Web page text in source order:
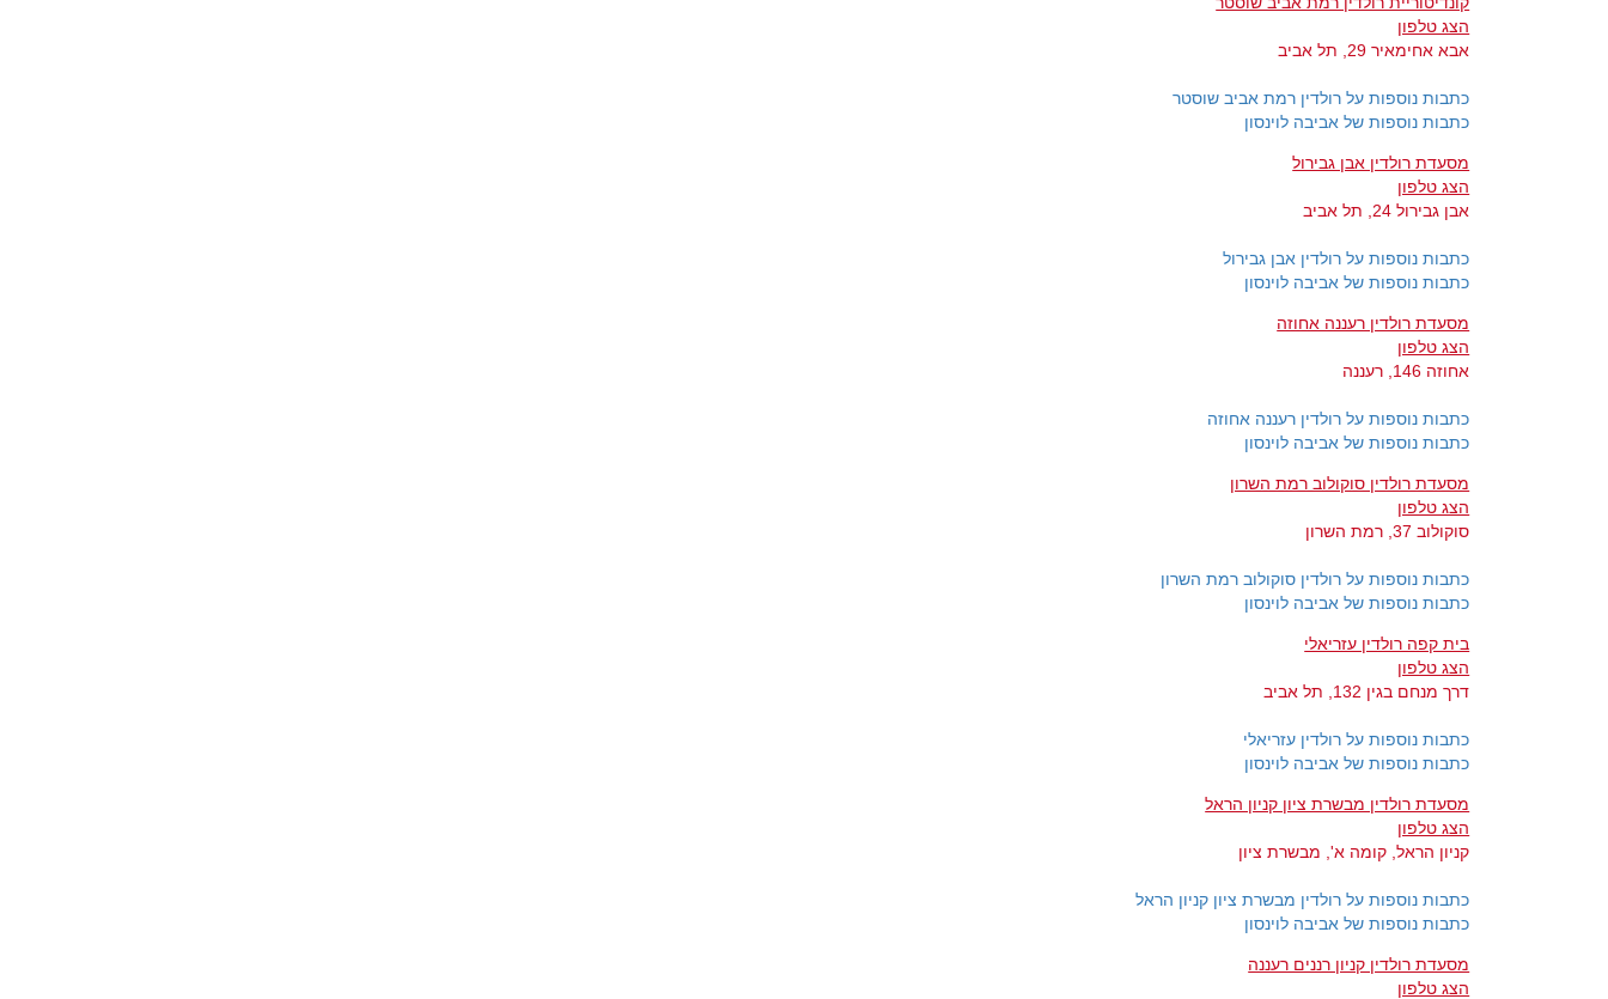
הצג טלפון
אבא אחימאיר 29, תל אביב
כתבות נוספות על רולדין רמת אביב שוסטר
כתבות נוספות של אביבה לוינסון
מסעדת רולדין אבן גבירול
הצג טלפון
אבן גבירול 24, תל אביב
כתבות נוספות על רולדין אבן גבירול
כתבות נוספות של אביבה לוינסון
מסעדת רולדין רעננה אחוזה
הצג טלפון
אחוזה 146, רעננה
כתבות נוספות על רולדין רעננה אחוזה
כתבות נוספות של אביבה לוינסון
מסעדת רולדין סוקולוב רמת השרון
הצג טלפון
סוקולוב 37, רמת השרון
כתבות נוספות על רולדין סוקולוב רמת השרון
כתבות נוספות של אביבה לוינסון
בית קפה רולדין עזריאלי
הצג טלפון
דרך מנחם בגין 132, תל אביב
כתבות נוספות על רולדין עזריאלי
כתבות נוספות של אביבה לוינסון
מסעדת רולדין מבשרת ציון קניון הראל
הצג טלפון
קניון הראל, קומה א', מבשרת ציון
כתבות נוספות על רולדין מבשרת ציון קניון הראל
כתבות נוספות של אביבה לוינסון
מסעדת רולדין קניון רננים רעננה
הצג טלפון